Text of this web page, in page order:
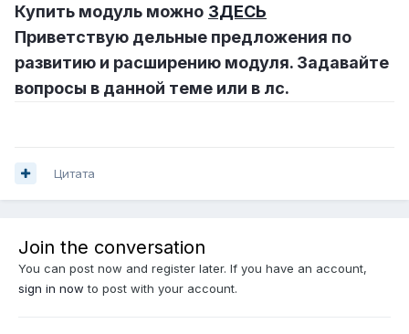
Купить модуль можно ЗДЕСЬ
Приветствую дельные предложения по
развитию и расширению модуля. Задавайте
вопросы в данной теме или в лс.
Цитата
Join the conversation
You can post now and register later. If you have an account,
sign in now to post with your account.